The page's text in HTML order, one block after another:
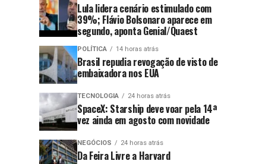
Lula lidera cenário estimulado com
39%; Flávio Bolsonaro aparece em
segundo, aponta Genial/Quaest
POLÍTICA 14 horas atrás
Brasil repudia revogação de visto de
embaixadora nos EUA
TECNOLOGIA 24 horas atrás
SpaceX: Starship deve voar pela 14ª
vez ainda em agosto com novidade
NEGÓCIOS 24 horas atrás
Da Feira Livre a Harvard